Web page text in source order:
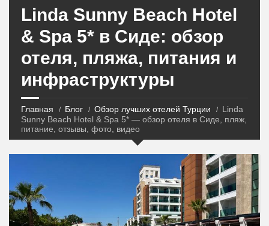
Linda Sunny Beach Hotel
& Spa 5* в Сиде: обзор
отеля, пляжа, питания и
инфраструктуры
Главная Блог Обзор лучших отелей Турции
Linda
Sunny Beach Hotel & Spa 5* — обзор отеля в Сиде, пляж,
питание, отзывы, фото, видео